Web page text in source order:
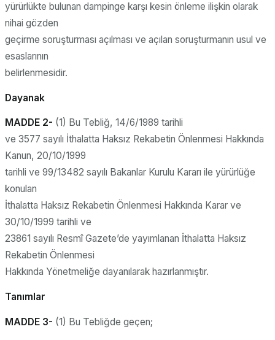
yürürlükte bulunan dampinge karşı kesin önleme ilişkin olarak
nihai gözden
geçirme soruşturması açılması ve açılan soruşturmanın usul ve
esaslarının
belirlenmesidir.
Dayanak
MADDE 2- (1) Bu Tebliğ, 14/6/1989 tarihli
ve 3577 sayılı İthalatta Haksız Rekabetin Önlenmesi Hakkında
Kanun, 20/10/1999
tarihli ve 99/13482 sayılı Bakanlar Kurulu Kararı ile yürürlüğe
konulan
İthalatta Haksız Rekabetin Önlenmesi Hakkında Karar ve
30/10/1999 tarihli ve
23861 sayılı Resmî Gazete’de yayımlanan İthalatta Haksız
Rekabetin Önlenmesi
Hakkında Yönetmeliğe dayanılarak hazırlanmıştır.
Tanımlar
MADDE 3- (1) Bu Tebliğde geçen;